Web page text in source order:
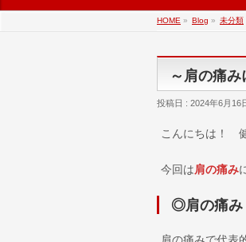
HOME » Blog » 未分類
～肩の痛み
投稿日 : 2024年6月16
こんにちは！
今回は肩の痛み
◎肩の痛み